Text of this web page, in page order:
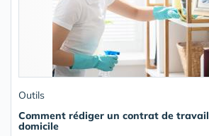
Outils
Comment rédiger un contrat de
domicile